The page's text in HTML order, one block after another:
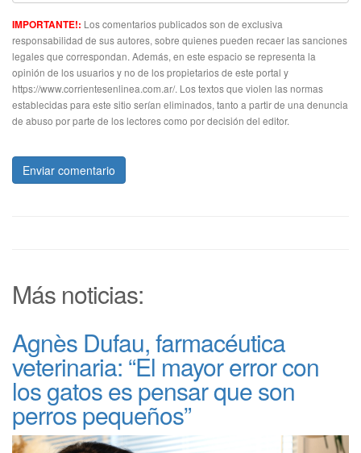
IMPORTANTE!: Los comentarios publicados son de exclusiva
responsabilidad de sus autores, sobre quienes pueden recaer las sanciones
legales que correspondan. Además, en este espacio se representa la
opinión de los usuarios y no de los propietarios de este portal y
https://www.corrientesenlinea.com.ar/. Los textos que violen las normas
establecidas para este sitio serían eliminados, tanto a partir de una denuncia
de abuso por parte de los lectores como por decisión del editor.
Enviar comentario
Más noticias:
Agnès Dufau, farmacéutica
veterinaria: “El mayor error con
los gatos es pensar que son
perros pequeños”